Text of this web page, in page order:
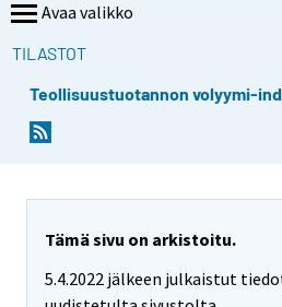
Avaa valikko
TILASTOT
Teollisuustuotannon volyymi-
Tämä sivu on arkistoitu.
5.4.2022 jälkeen julkaistut